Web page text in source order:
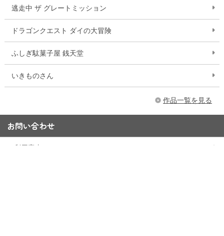
逃走中 ザ グレートミッション
ドラゴンクエスト ダイの大冒険
ふしぎ駄菓子屋 銭天堂
いきものさん
作品一覧を見る
お問い合わせ
ご利用案内